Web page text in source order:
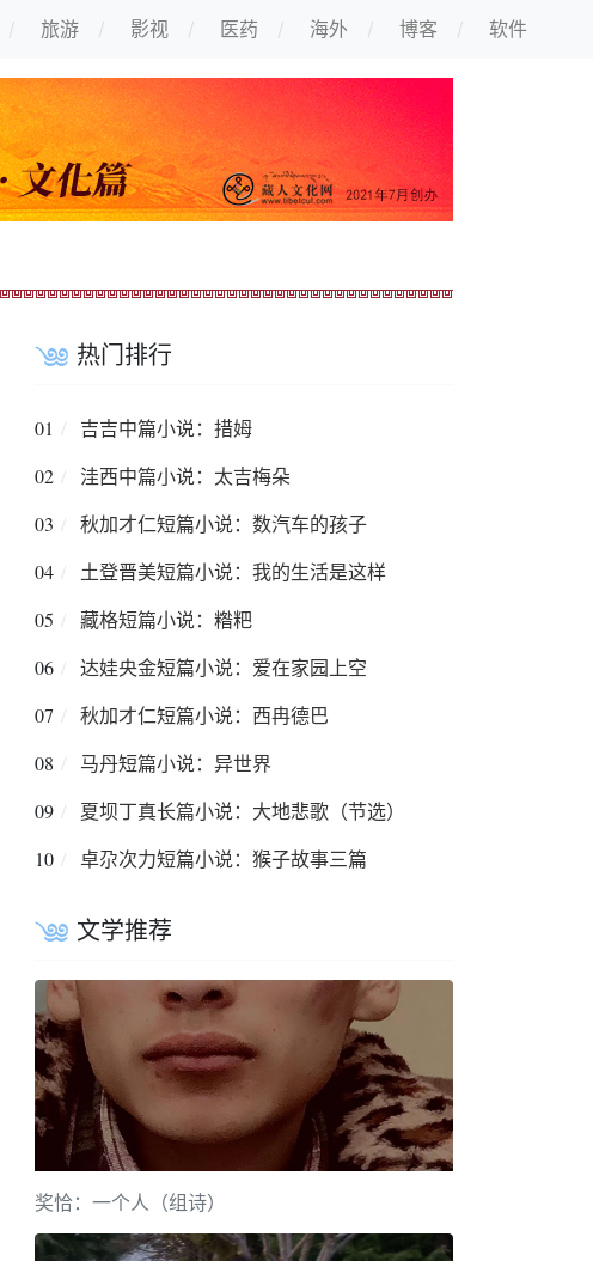
旅游 影视 医药 海外 博客 软件
热门排行
01 吉吉中篇小说：措姆
02 洼西中篇小说：太吉梅朵
03 秋加才仁短篇小说：数汽车的孩子
04 土登晋美短篇小说：我的生活是这样
05 藏格短篇小说：糌粑
06 达娃央金短篇小说：爱在家园上空
07 秋加才仁短篇小说：西冉德巴
08 马丹短篇小说：异世界
09 夏坝丁真长篇小说：大地悲歌（节选）
10 卓尕次力短篇小说：猴子故事三篇
文学推荐
奖恰：一个人（组诗）